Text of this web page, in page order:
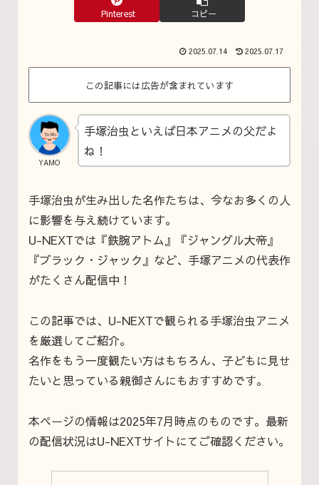
Pinterest コピー
2025.07.14 2025.07.17
この記事には広告が含まれています
YAMO
手塚治虫といえば日本アニメの父だよ
ね！
手塚治虫が生み出した名作たちは、今なお多くの人
に影響を与え続けています。
U-NEXTでは『鉄腕アトム』『ジャングル大帝』
『ブラック・ジャック』など、手塚アニメの代表作
がたくさん配信中！
この記事では、U-NEXTで観られる手塚治虫アニメ
を厳選してご紹介。
名作をもう一度観たい方はもちろん、子どもに見せ
たいと思っている親御さんにもおすすめです。
本ページの情報は2025年7月時点のものです。最新
の配信状況はU-NEXTサイトにてご確認ください。